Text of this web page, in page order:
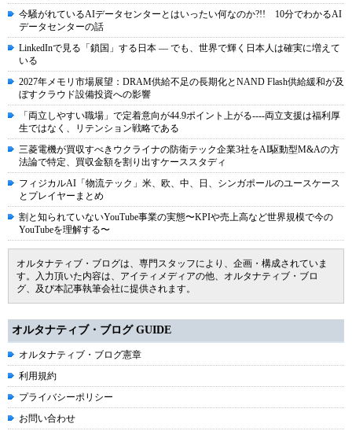
今騒がれているAIデータセンターとはいったい何なのか?!! 10分でわかるAI
データセンターの話
LinkedInで見る「鎖国」する日本 ― でも、世界で輝く日本人は確実に増えて
いる
2027年メモリ市場展望：DRAM供給不足の長期化とNAND Flash供給緩和が及
ぼすクラウド設備投資への影響
「両立しやすい職場」で定着意向が44.9ポイント上がる----両立支援は福利厚
生ではなく、リテンション戦略である
三菱電機が買収すべきウクライナの防衛テック企業3社をAI駆動型M&Aの方
法論で特定、買収金額を割り出すケーススタディ
フィジカルAI「物流テック」米、欧、中、日、シンガポールのユースケース
とプレイヤーまとめ
割と知られていないYouTube事業の実態〜KPIや売上高など世界規模で今の
YouTubeを理解する〜
オルタナティブ・ブログは、専門スタッフにより、企画・構成されていま
す。入力頂いた内容は、アイティメディアの他、オルタナティブ・ブロ
グ、及び本記事執筆会社に提供されます。
オルタナティブ・ブログ GUIDE
オルタナティブ・ブログ憲章
利用規約
プライバシーポリシー
お問い合わせ